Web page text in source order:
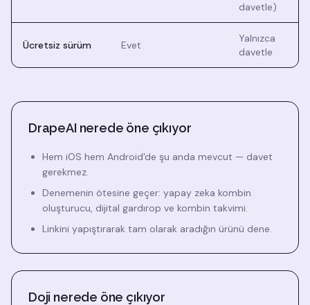
davetle)
Ücretsiz sürüm Evet
Yalnızca
davetle
DrapeAI nerede öne çıkıyor
Hem iOS hem Android'de şu anda mevcut — davet
gerekmez.
Denemenin ötesine geçer: yapay zeka kombin
oluşturucu, dijital gardırop ve kombin takvimi.
Linkini yapıştırarak tam olarak aradığın ürünü dene.
Doji nerede öne çıkıyor